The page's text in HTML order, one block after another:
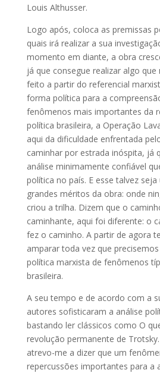
Louis Althusser.
Logo após, coloca as premissas
quais irá realizar a sua
momento em diante, a obra
já que consegue realizar algo
feito a partir do referencial
forma política para a
fenômenos mais importantes da
política brasileira, a Operação
aqui da dificuldade enfrentada
caminhar por estrada inóspita, já
análise minimamente confiável
política no país. E esse talvez
grandes méritos da obra: onde
criou a trilha. Dizem que o
caminhante, aqui foi diferente: o
fez o caminho. A partir de agora
amparar toda vez que
política marxista de fenômenos
brasileira.
A seu tempo e de acordo com a
autores sofisticaram a análise
bastando ler clássicos como O
revolução permanente de
atrevo-me a dizer que um
repercussões importantes para a